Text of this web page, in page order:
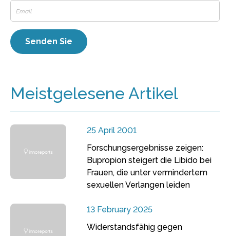
Meistgelesene Artikel
25 April 2001
Forschungsergebnisse zeigen:
Bupropion steigert die Libido bei
Frauen, die unter vermindertem
sexuellen Verlangen leiden
13 February 2025
Widerstandsfähig gegen